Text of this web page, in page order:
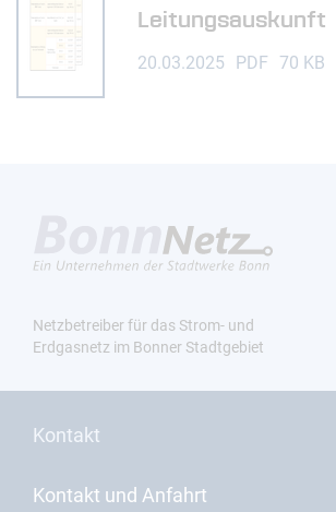
Leitungsauskunft
20.03.2025 PDF 70 KB
Netzbetreiber für das Strom- und
Erdgasnetz im Bonner Stadtgebiet
Kontakt
Kontakt und Anfahrt